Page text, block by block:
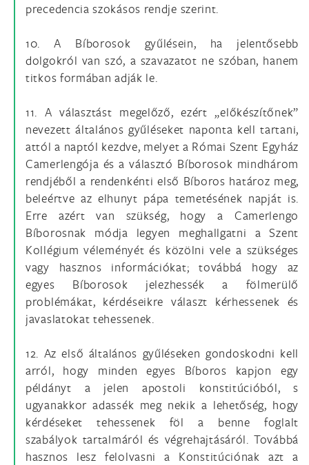
precedencia szokásos rendje szerint.
10. A Bíborosok gyűlésein, ha jelentősebb
dolgokról van szó, a szavazatot ne szóban, hanem
titkos formában adják le.
11. A választást megelőző, ezért „előkészítőnek”
nevezett általános gyűléseket naponta kell tartani,
attól a naptól kezdve, melyet a Római Szent Egyház
Camerlengója és a választó Bíborosok mindhárom
rendjéből a rendenkénti első Bíboros határoz meg,
beleértve az elhunyt pápa temetésének napját is.
Erre azért van szükség, hogy a Camerlengo
Bíborosnak módja legyen meghallgatni a Szent
Kollégium véleményét és közölni vele a szükséges
vagy hasznos információkat; továbbá hogy az
egyes Bíborosok jelezhessék a fölmerülő
problémákat, kérdéseikre választ kérhessenek és
javaslatokat tehessenek.
12. Az első általános gyűléseken gondoskodni kell
arról, hogy minden egyes Bíboros kapjon egy
példányt a jelen apostoli konstitúcióból, s
ugyanakkor adassék meg nekik a lehetőség, hogy
kérdéseket tehessenek föl a benne foglalt
szabályok tartalmáról és végrehajtásáról. Továbbá
hasznos lesz felolvasni a Konstitúciónak azt a